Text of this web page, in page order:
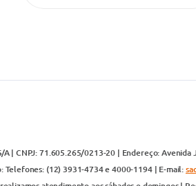
A | CNPJ: 71.605.265/0213-20 | Endereço:
Telefones: (12) 3931-4734 e 4000-1194 | E-mail: